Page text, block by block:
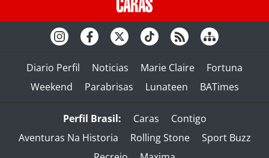
Diario Perfil Noticias Marie Claire
Fortuna
Weekend
Parabrisas Lunateen BATimes
Perfil Brasil: Caras
Contigo
Aventuras Na Historia
Rolling Stone
Sport Buzz